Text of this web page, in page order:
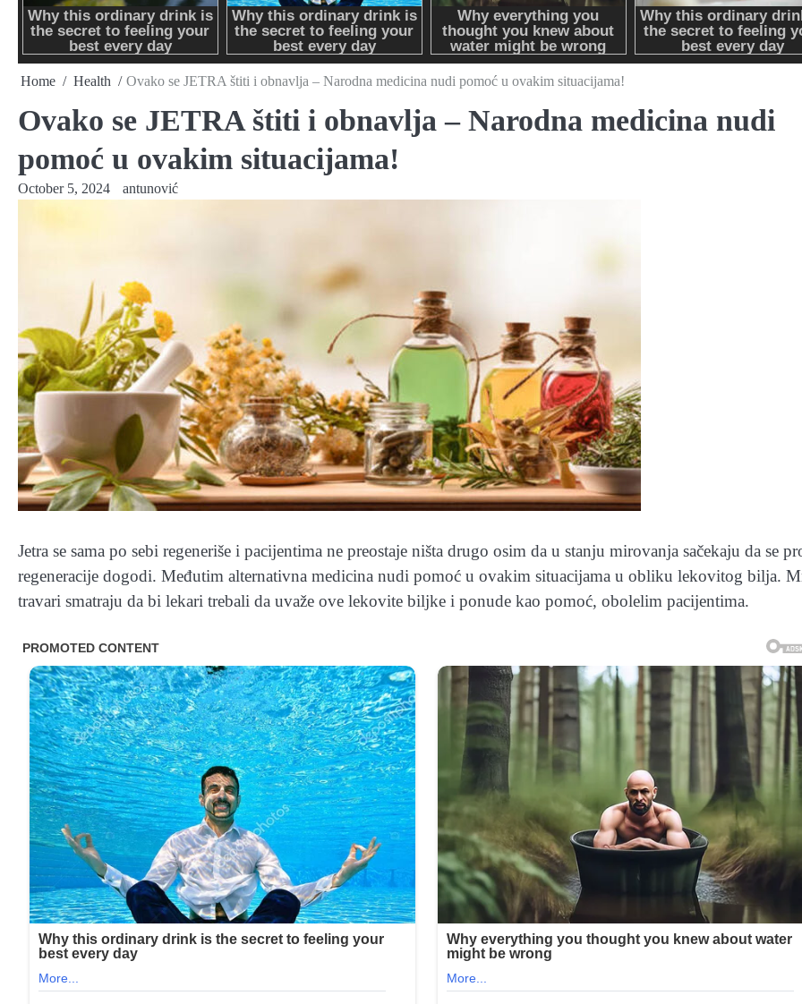
Home Health Ovako se JETRA štiti i obnavlja – Narodna medicina nudi pomoć u ovakim situacijama!
Ovako se JETRA štiti i obnavlja – Narodna medicina nudi
pomoć u ovakim situacijama!
October 5, 2024 antunović
Jetra se sama po sebi regeneriše i pacijentima ne preostaje ništa drugo osim da u stanju mirovanja sačekaju da se
regeneracije dogodi. Međutim alternativna medicina nudi pomoć u ovakim situacijama u obliku lekovitog bilja.
travari smatraju da bi lekari trebali da uvaže ove lekovite biljke i ponude kao pomoć, obolelim pacijentima.